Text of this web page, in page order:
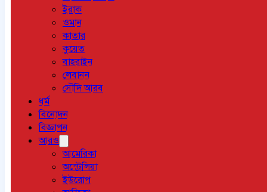
ইরাক
ওমান
কাতার
কুয়েত
বাহরাইন
লেবানন
সৌদি আরব
ধর্ম
বিনোদন
বিজ্ঞাপন
আরও
আমেরিকা
অস্ট্রেলিয়া
ইউরোপ